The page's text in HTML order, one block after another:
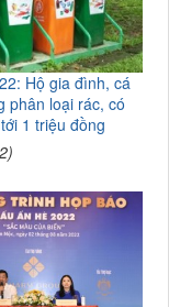
Hộ gia đình, cá
phân loại rác, có
1 triệu đồng